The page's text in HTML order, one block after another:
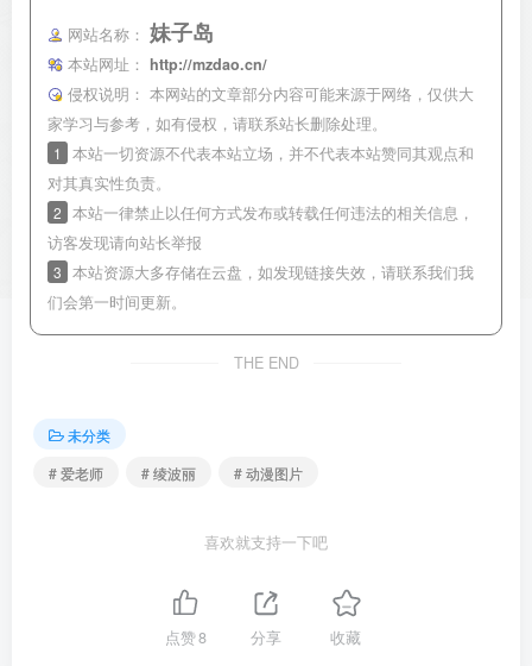
网站名称： 妹子岛
本站网址：
http://mzdao.cn/
侵权说明： 本网站的文章部分内容可能来源于网络，仅供大
家学习与参考，如有侵权，请联系站长删除处理。
1
本站一切资源不代表本站立场，并不代表本站赞同其观点和
对其真实性负责。
2 本站一律禁止以任何方式发布或转载任何违法的相关信息，
访客发现请向站长举报
3 本站资源大多存储在云盘，如发现链接失效，请联系我们我
们会第一时间更新。
THE END
未分类
# 爱老师
# 绫波丽 # 动漫图片
喜欢就支持一下吧
点赞8 分享 收藏